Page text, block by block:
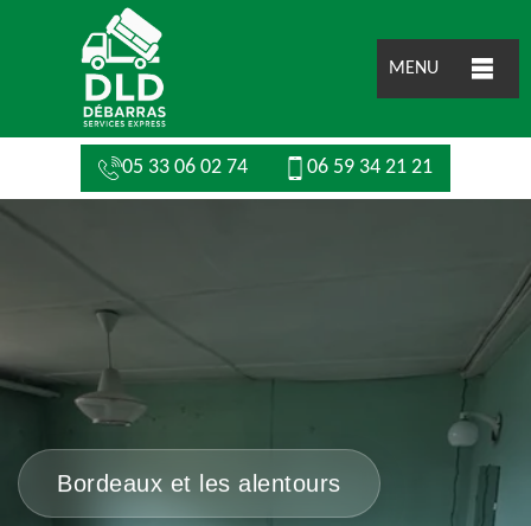
MENU
05 33 06 02 74 06 59 34 21 21
Bordeaux et les alentours